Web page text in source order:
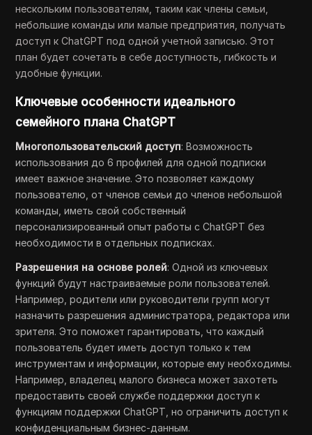
нескольким пользователям, таким как члены семьи,
небольшие команды или малые предприятия, получать
доступ к ChatGPT под одной учетной записью. Этот
план будет сочетать в себе доступность, гибкость и
удобные функции.
Ключевые особенности идеального
семейного плана ChatGPT
Многопользовательский доступ: Возможность
использования до 6 профилей для одной подписки
имеет важное значение. Это позволяет каждому
пользователю, от членов семьи до членов небольшой
команды, иметь свой собственный
персонализированный опыт работы с ChatGPT без
необходимости в отдельных подписках.
Разрешения на основе ролей: Одной из ключевых
функций будут настраиваемые роли пользователей.
Например, родители или руководители групп могут
назначить разрешения администратора, редактора или
зрителя. Это поможет гарантировать, что каждый
пользователь будет иметь доступ только к тем
инструментам и информации, которые ему необходимы.
Например, владелец малого бизнеса может захотеть
предоставить своей службе поддержки доступ к
функциям поддержки ChatGPT, но ограничить доступ к
конфиденциальным бизнес-данным.